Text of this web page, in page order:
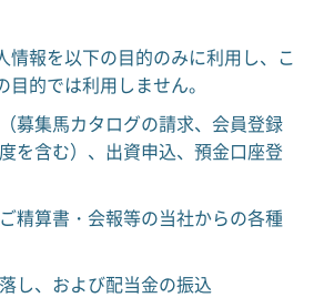
情報を以下の目的のみに利用し、こ
的では利用しません。
募集馬カタログの請求、会員登録
を含む）、出資申込、預金口座登
精算書・会報等の当社からの各種
し、および配当金の振込